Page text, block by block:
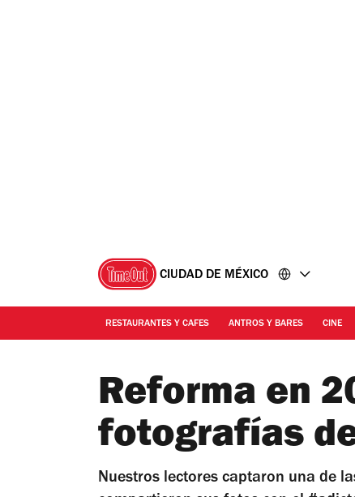
CIUDAD DE MÉXICO
RESTAURANTES Y CAFES ANTROS Y BARES CINE
Reforma en
fotografías
Nuestros lectores captaron una de